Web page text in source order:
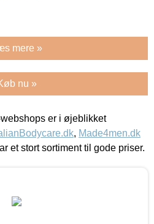
mere »
nu »
er i øjeblikket
, Made4men.dk
et stort sortiment til gode priser.